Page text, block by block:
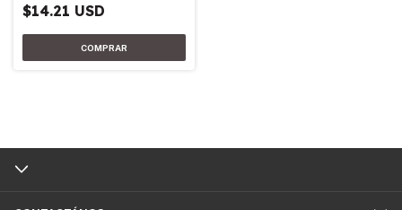
$14.21 USD